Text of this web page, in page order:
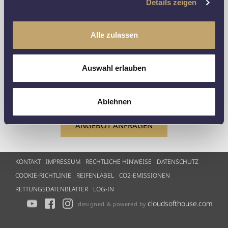
Details zeigen
Alle zulassen
Auswahl erlauben
Ablehnen
Angeboten gespeichert, verarbeitet und genutzt werden dürfen.
ANGEBOT ANFRAGEN
KONTAKT IMPRESSUM RECHTLICHE HINWEISE
DATENSCHUTZ
COOKIE-RICHTLINIE
REIFENLABEL CO2-EMISSIONEN
RETTUNGSDATENBLÄTTER
LOG-IN
designed & powered by cloudsofthouse.com